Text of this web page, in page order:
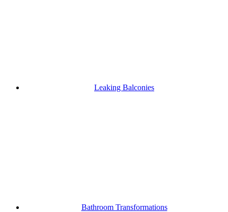
Leaking Balconies
Bathroom Transformations